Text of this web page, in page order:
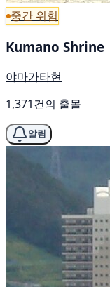
중간 위험
Kumano Shrine
야마가타현
1,371건의 출몰
알림